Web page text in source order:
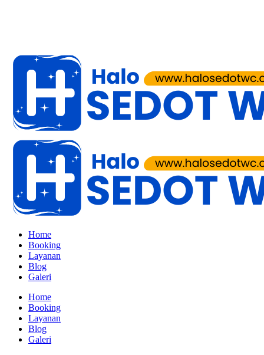
Home
Booking
Layanan
Blog
Galeri
Home
Booking
Layanan
Blog
Galeri